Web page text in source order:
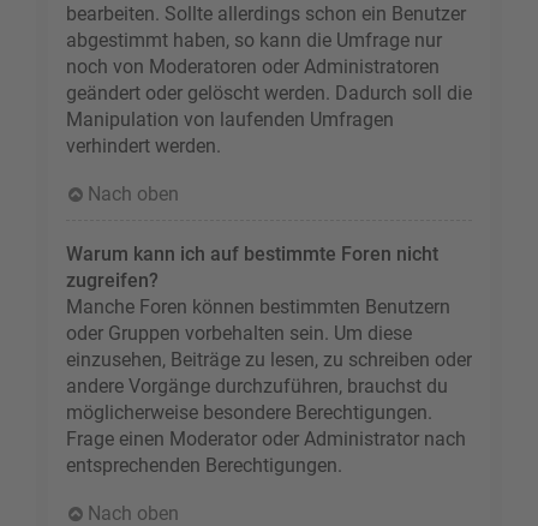
bearbeiten. Sollte allerdings schon ein Benutzer
abgestimmt haben, so kann die Umfrage nur
noch von Moderatoren oder Administratoren
geändert oder gelöscht werden. Dadurch soll die
Manipulation von laufenden Umfragen
verhindert werden.
Nach oben
Warum kann ich auf bestimmte Foren nicht
zugreifen?
Manche Foren können bestimmten Benutzern
oder Gruppen vorbehalten sein. Um diese
einzusehen, Beiträge zu lesen, zu schreiben oder
andere Vorgänge durchzuführen, brauchst du
möglicherweise besondere Berechtigungen.
Frage einen Moderator oder Administrator nach
entsprechenden Berechtigungen.
Nach oben